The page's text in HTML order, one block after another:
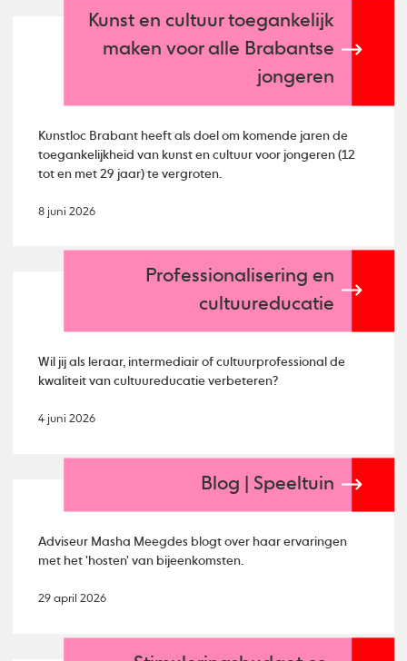
Kunst en cultuur toegankelijk
maken voor alle Brabantse
jongeren
Kunstloc Brabant heeft als doel om komende jaren de
toegankelijkheid van kunst en cultuur voor jongeren (12
tot en met 29 jaar) te vergroten.
8 juni 2026
Professionalisering en
cultuureducatie
Wil jij als leraar, intermediair of cultuurprofessional de
kwaliteit van cultuureducatie verbeteren?
4 juni 2026
Blog | Speeltuin
Adviseur Masha Meegdes blogt over haar ervaringen
met het 'hosten' van bijeenkomsten.
29 april 2026